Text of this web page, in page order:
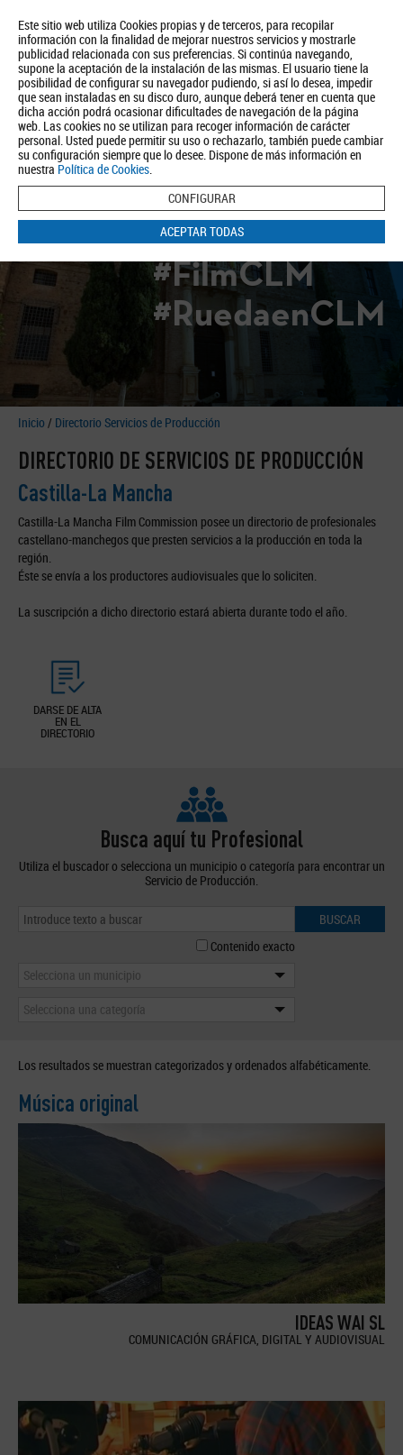
Este sitio web utiliza Cookies propias y de terceros, para recopilar
información con la finalidad de mejorar nuestros servicios y mostrarle
publicidad relacionada con sus preferencias. Si continúa navegando,
supone la aceptación de la instalación de las mismas. El usuario tiene la
posibilidad de configurar su navegador pudiendo, si así lo desea, impedir
que sean instaladas en su disco duro, aunque deberá tener en cuenta que
dicha acción podrá ocasionar dificultades de navegación de la página
web. Las cookies no se utilizan para recoger información de carácter
personal. Usted puede permitir su uso o rechazarlo, también puede cambiar
su configuración siempre que lo desee. Dispone de más información en
nuestra Política de Cookies.
CONFIGURAR
ACEPTAR TODAS
Quiénes somos Turismo Política de Privacidad Aviso Legal
Política de Cookies
BUSCAR
#FilmCLM
#RuedaenCLM
Inicio / Directorio Servicios de Producción
DIRECTORIO DE SERVICIOS DE PRODUCCIÓN
Castilla-La Mancha
Castilla-La Mancha Film Commission posee un directorio de profesionales
castellano-manchegos que presten servicios a la producción en toda la
región.
Éste se envía a los productores audiovisuales que lo soliciten.
La suscripción a dicho directorio estará abierta durante todo el año.
DARSE DE ALTA
EN EL
DIRECTORIO
Busca aquí tu Profesional
Utiliza el buscador o selecciona un municipio o categoría para encontrar un
Servicio de Producción.
BUSCAR
Contenido exacto
Selecciona un municipio
Selecciona una categoría
Los resultados se muestran categorizados y ordenados alfabéticamente.
Música original
IDEAS WAI SL
COMUNICACIÓN GRÁFICA, DIGITAL Y AUDIOVISUAL